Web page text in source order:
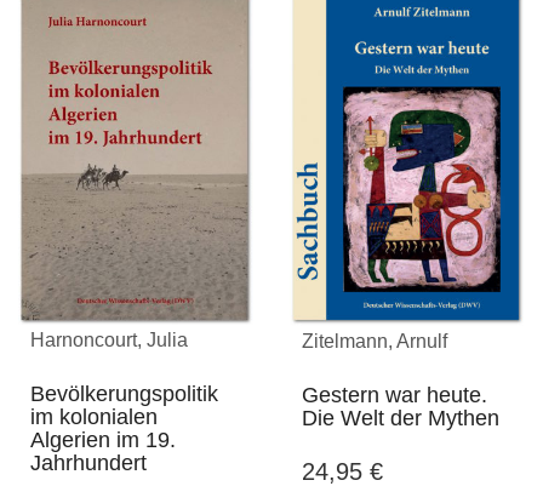
Harnoncourt, Julia
Bevölkerungspolitik
im kolonialen
Algerien im 19.
Jahrhundert
Zitelmann, Arnulf
Gestern war heute.
Die Welt der Mythen
24,95 €